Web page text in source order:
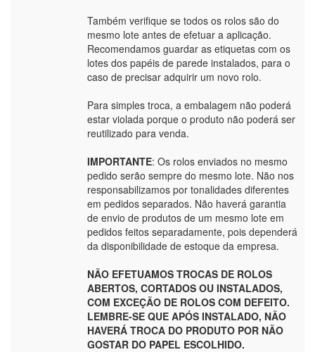
Também verifique se todos os rolos são do
mesmo lote antes de efetuar a aplicação.
Recomendamos guardar as etiquetas com os
lotes dos papéis de parede instalados, para o
caso de precisar adquirir um novo rolo.
Para simples troca, a embalagem não poderá
estar violada porque o produto não poderá ser
reutilizado para venda.
IMPORTANTE: Os rolos enviados no mesmo
pedido serão sempre do mesmo lote. Não nos
responsabilizamos por tonalidades diferentes
em pedidos separados. Não haverá garantia
de envio de produtos de um mesmo lote em
pedidos feitos separadamente, pois dependerá
da disponibilidade de estoque da empresa.
NÃO EFETUAMOS TROCAS DE ROLOS
ABERTOS, CORTADOS OU INSTALADOS,
COM EXCEÇÃO DE ROLOS COM DEFEITO.
LEMBRE-SE QUE APÓS INSTALADO, NÃO
HAVERÁ TROCA DO PRODUTO POR NÃO
GOSTAR DO PAPEL ESCOLHIDO.